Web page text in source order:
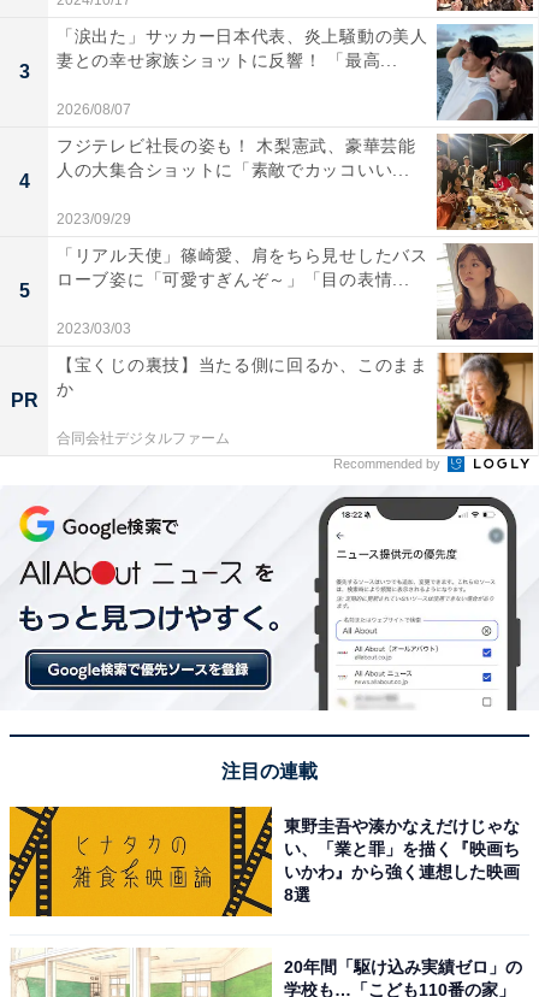
3
「涙出た」サッカー日本代表、炎上騒動の美人
妻との幸せ家族ショットに反響！ 「最高...
2026/08/07
4
フジテレビ社長の姿も！ 木梨憲武、豪華芸能
人の大集合ショットに「素敵でカッコいい...
2023/09/29
5
「リアル天使」篠崎愛、肩をちら見せしたバス
ローブ姿に「可愛すぎんぞ～」「目の表情...
2023/03/03
PR
【宝くじの裏技】当たる側に回るか、このまま
か
合同会社デジタルファーム
Recommended by
注目の連載
東野圭吾や湊かなえだけじゃな
い、「業と罪」を描く『映画ち
いかわ』から強く連想した映画
8選
20年間「駆け込み実績ゼロ」の
学校も…「こども110番の家」